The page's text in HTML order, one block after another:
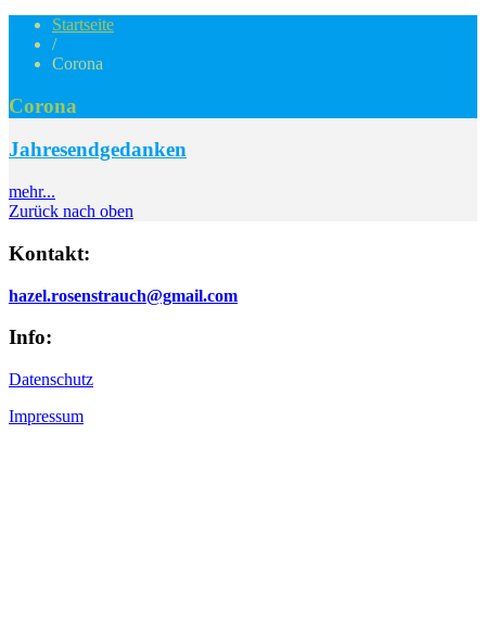
Startseite
/
Corona
Corona
Jahresendgedanken
mehr...
Zurück nach oben
Kontakt:
hazel.rosenstrauch@gmail.com
Info:
Datenschutz
Impressum